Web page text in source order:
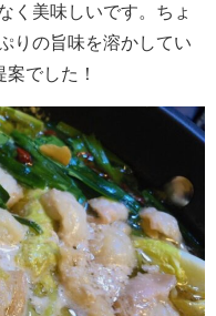
く美味しいです。ちょ
りの旨味を溶かしてい
でした！